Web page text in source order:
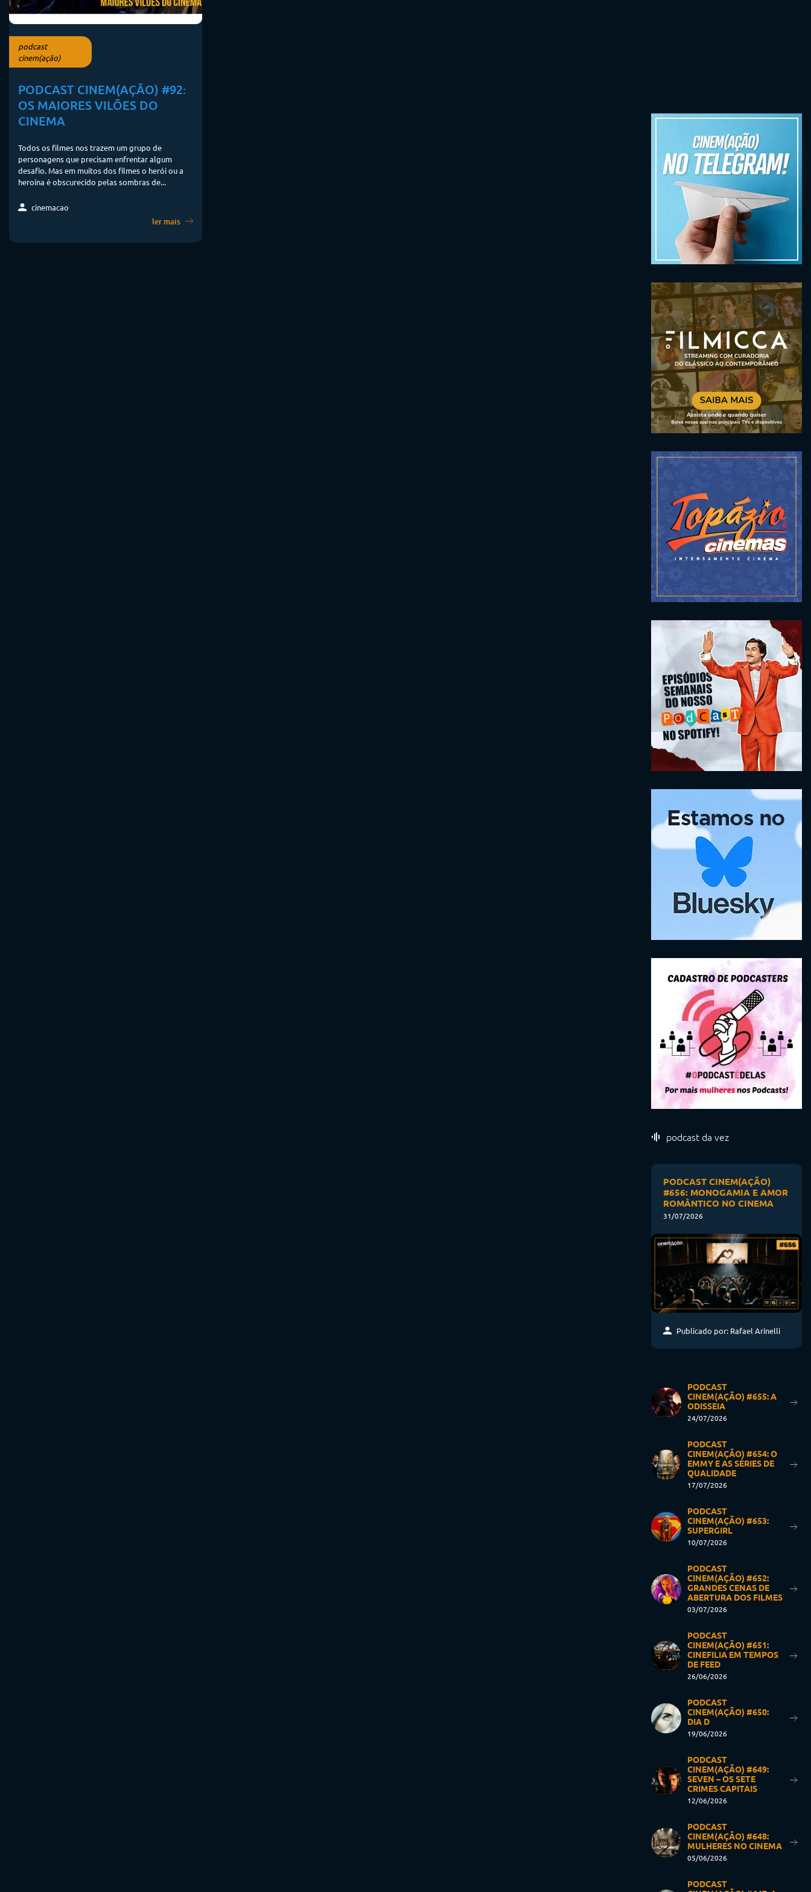
podcast
cinem(ação)
PODCAST CINEM(AÇÃO) #92:
OS MAIORES VILÕES DO
CINEMA
Todos os filmes nos trazem um grupo de
personagens que precisam enfrentar algum
desafio. Mas em muitos dos filmes o herói ou a
heroína é obscurecido pelas sombras de...
cinemacao
ler mais
podcast da vez
PODCAST CINEM(AÇÃO)
#656: MONOGAMIA E AMOR
ROMÂNTICO NO CINEMA
31/07/2026
Publicado por: Rafael Arinelli
PODCAST
CINEM(AÇÃO) #655: A
ODISSEIA
24/07/2026
PODCAST
CINEM(AÇÃO) #654: O
EMMY E AS SÉRIES DE
QUALIDADE
17/07/2026
PODCAST
CINEM(AÇÃO) #653:
SUPERGIRL
10/07/2026
PODCAST
CINEM(AÇÃO) #652:
GRANDES CENAS DE
ABERTURA DOS FILMES
03/07/2026
PODCAST
CINEM(AÇÃO) #651:
CINEFILIA EM TEMPOS
DE FEED
26/06/2026
PODCAST
CINEM(AÇÃO) #650:
DIA D
19/06/2026
PODCAST
CINEM(AÇÃO) #649:
SEVEN – OS SETE
CRIMES CAPITAIS
12/06/2026
PODCAST
CINEM(AÇÃO) #648:
MULHERES NO CINEMA
05/06/2026
PODCAST